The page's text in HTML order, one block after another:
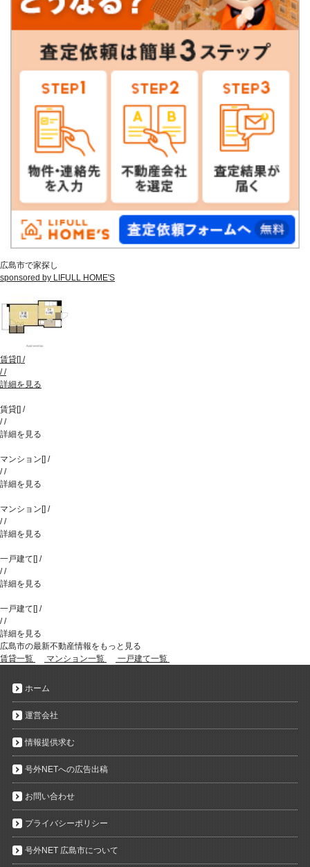
広島市で家探し
sponsored by LIFULL HOME'S
賃貸[] /
//
詳細を見る
賃貸[] /
//
詳細を見る
マンション [] /
//
詳細を見る
マンション [] /
//
詳細を見る
一戸建て [] /
//
詳細を見る
一戸建て [] /
//
詳細を見る
広島市の最新不動産情報をもっと見る
賃貸一覧
マンション一覧 一戸建て一覧
ホーム
運営会社
情報提供求む
号外NETへの広告出稿
お問い合わせ
プライバシーポリシー
号外NET 広島市について